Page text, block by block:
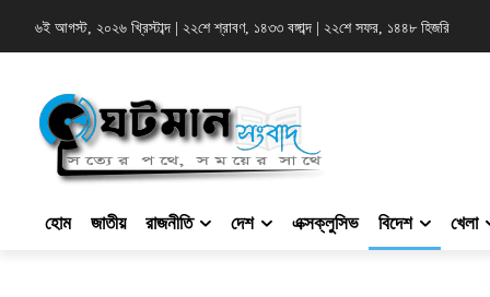
৬ই আগস্ট, ২০২৬ খ্রিস্টাব্দ | ২২শে শ্রাবণ, ১৪৩৩ বঙ্গাব্দ | ২২শে সফর, ১৪৪৮ হিজরি
হোম জাতীয় রাজনীতি দেশ এক্সক্লুসিভ বিদেশ খেলা